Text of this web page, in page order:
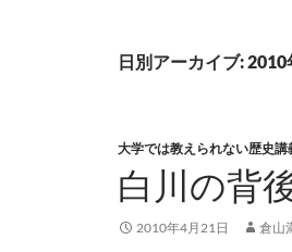
日別アーカイブ: 2010
大学では教えられない歴史講
白川の背
2010年4月21日 倉山